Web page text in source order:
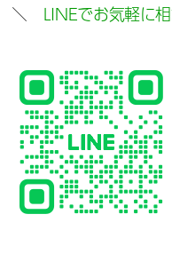
＼ LINEでお気軽に